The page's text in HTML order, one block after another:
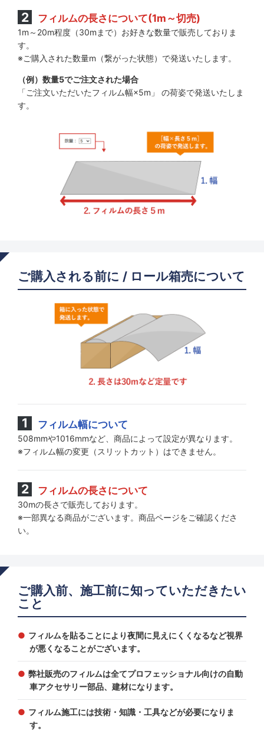
フィルムの長さについて(1m～切売)
1m～20m程度（30mまで）お好きな数量で販売しておりま
す。
※ご購入された数量m（繋がった状態）で発送いたします。
（例）数量5でご注文された場合
「ご注文いただいたフィルム幅×5m」 の荷姿で発送いたしま
す。
ご購入される前に / ロール箱売について
フィルム幅について
508mmや1016mmなど、商品によって設定が異なります。
※フィルム幅の変更（スリットカット）はできません。
フィルムの長さについて
30mの長さで販売しております。
※一部異なる商品がございます。商品ページをご確認くださ
い。
ご購入前、施工前に知っていただきたい
こと
フィルムを貼ることにより夜間に見えにくくなるなど視界
が悪くなることがございます。
弊社販売のフィルムは全てプロフェッショナル向けの自動
車アクセサリー部品、建材になります。
フィルム施工には技術・知識・工具などが必要になりま
す。